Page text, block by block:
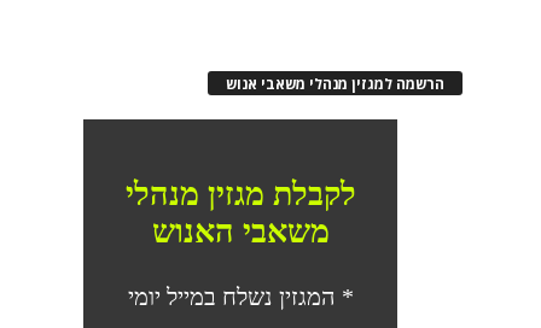
הרשמה למגזין מנהלי משאבי אנוש